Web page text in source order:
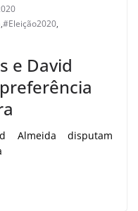
,#Eleição2020,
e David
Almeida disputam